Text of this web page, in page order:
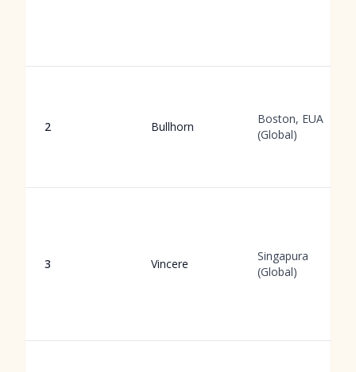
2 Bullhorn
Boston, EUA
(Global)
3 Vincere
Singapura
(Global)